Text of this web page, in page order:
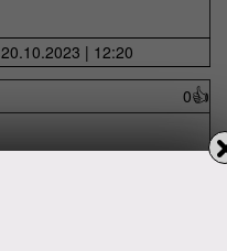
20.10.2023 | 12:20
0👍